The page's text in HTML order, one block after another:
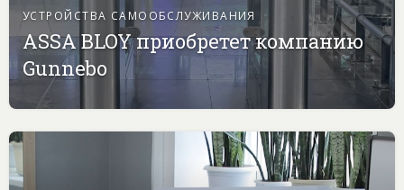
УСТРОЙСТВА САМООБСЛУЖИВАНИЯ
ASSA BLOY приобретет компанию
Gunnebo